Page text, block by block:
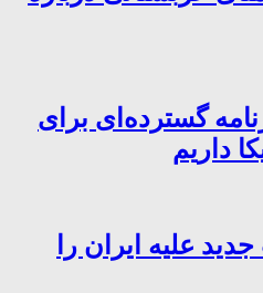
گسترده‌ای برای
داریم
علیه ایران را